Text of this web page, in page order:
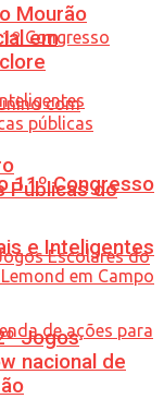
11º Congresso
e Inteligentes
Mourão
em
Públicas do
Jogos
nacional de